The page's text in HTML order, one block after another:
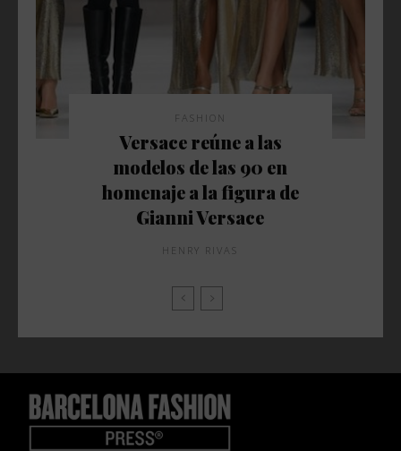
FASHION
Versace reúne a las
modelos de las 90 en
homenaje a la figura de
Gianni Versace
HENRY RIVAS